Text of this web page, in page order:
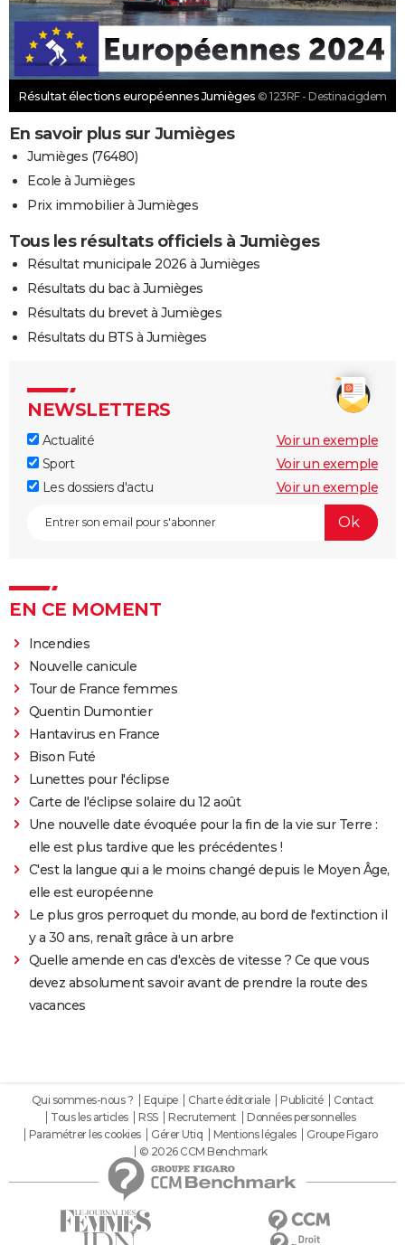
Résultat élections européennes Jumièges © 123RF - Destinacigdem
En savoir plus sur Jumièges
Jumièges (76480)
Ecole à Jumièges
Prix immobilier à Jumièges
Tous les résultats officiels à Jumièges
Résultat municipale 2026 à Jumièges
Résultats du bac à Jumièges
Résultats du brevet à Jumièges
Résultats du BTS à Jumièges
NEWSLETTERS
Actualité
Voir un exemple
Sport
Voir un exemple
Les dossiers d'actu
Voir un exemple
EN CE MOMENT
Incendies
Nouvelle canicule
Tour de France femmes
Quentin Dumontier
Hantavirus en France
Bison Futé
Lunettes pour l'éclipse
Carte de l'éclipse solaire du 12 août
Une nouvelle date évoquée pour la fin de la vie sur Terre :
elle est plus tardive que les précédentes !
C'est la langue qui a le moins changé depuis le Moyen Âge,
elle est européenne
Le plus gros perroquet du monde, au bord de l'extinction il
y a 30 ans, renaît grâce à un arbre
Quelle amende en cas d'excès de vitesse ? Ce que vous
devez absolument savoir avant de prendre la route des
vacances
Qui sommes-nous ? Equipe Charte éditoriale Publicité
Contact
Tous les articles
RSS Recrutement
Données personnelles
Paramétrer les cookies
Gérer Utiq Mentions légales
Groupe Figaro
© 2026 CCM Benchmark